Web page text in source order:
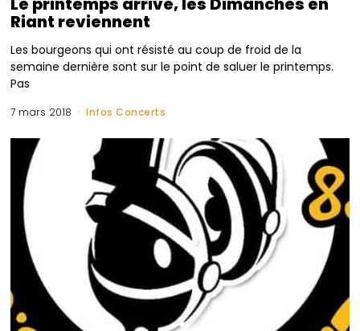
Riant reviennent
Les bourgeons qui ont résisté au coup de froid de la
semaine dernière sont sur le point de saluer le printemps.
Pas
7 mars 2018 Infos Concerts